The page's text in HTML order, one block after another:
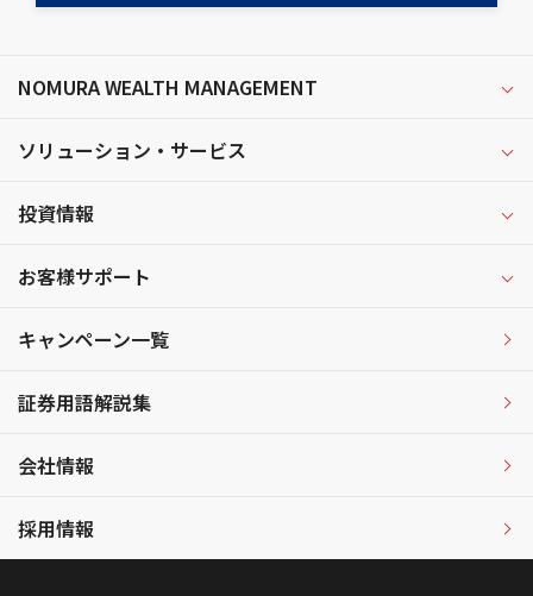
NOMURA WEALTH MANAGEMENT
ソリューション・サービス
投資情報
お客様サポート
キャンペーン一覧
証券用語解説集
会社情報
採用情報